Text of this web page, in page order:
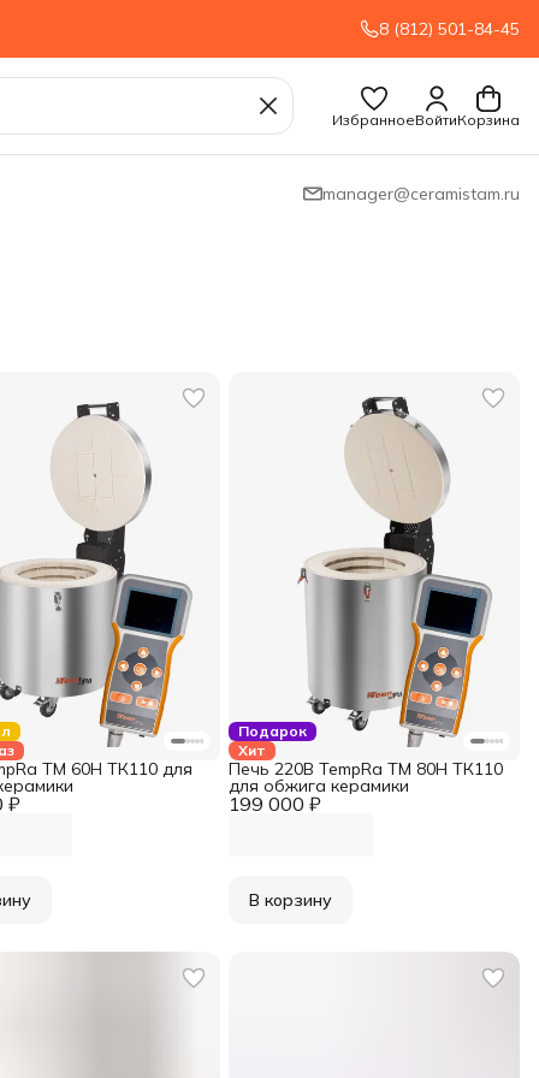
8 (812) 501-84-45
ИзбранноеВойтиКорзина
manager@ceramistam.ru
₽
TM 60H ТК110 для
Подарок
Хит
199 000 ₽
Печь 220В TempRa TM 80H ТК110
для обжига керамики
В корзину